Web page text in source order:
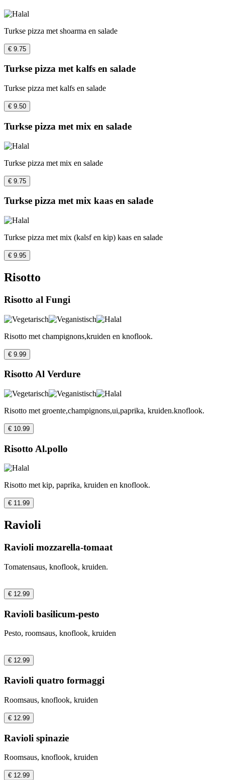
Turkse pizza met shoarma en salade
€ 9.75
Turkse pizza met kalfs en salade
Turkse pizza met kalfs en salade
€ 9.50
Turkse pizza met mix en salade
Turkse pizza met mix en salade
€ 9.75
Turkse pizza met mix kaas en salade
Turkse pizza met mix (kalsf en kip) kaas en salade
€ 9.95
Risotto
Risotto al Fungi
Risotto met champignons,kruiden en knoflook.
€ 9.99
Risotto Al Verdure
Risotto met groente,champignons,ui,paprika, kruiden.knoflook.
€ 10.99
Risotto Al.pollo
Risotto met kip, paprika, kruiden en knoflook.
€ 11.99
Ravioli
Ravioli mozzarella-tomaat
Tomatensaus, knoflook, kruiden.
€ 12.99
Ravioli basilicum-pesto
Pesto, roomsaus, knoflook, kruiden
€ 12.99
Ravioli quatro formaggi
Roomsaus, knoflook, kruiden
€ 12.99
Ravioli spinazie
Roomsaus, knoflook, kruiden
€ 12.99